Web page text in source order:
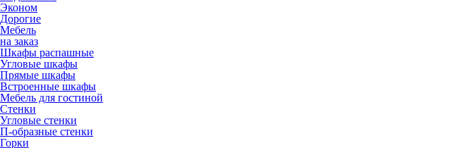
Эконом
Дорогие
Мебель
на заказ
Шкафы распашные
Угловые шкафы
Прямые шкафы
Встроенные шкафы
Мебель для гостиной
Стенки
Угловые стенки
П-образные стенки
Горки